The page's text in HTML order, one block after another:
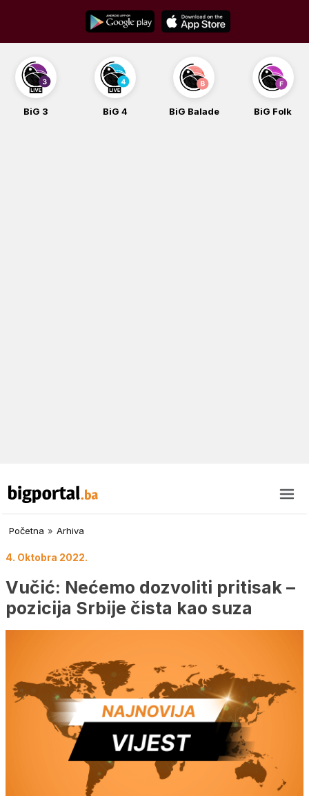
content
BiG 3 BiG 4 BiG Balade BiG Folk
Početna » Arhiva
4. Oktobra 2022.
Vučić: Nećemo dozvoliti pritisak –
pozicija Srbije čista kao suza